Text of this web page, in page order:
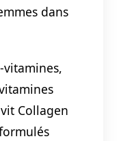
dans
vitamines,
Collagen